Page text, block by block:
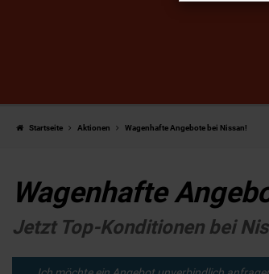
Startseite Aktionen Wagenhafte Angebote bei Nissan!
Wagenhafte
Jetzt Top-Konditionen bei